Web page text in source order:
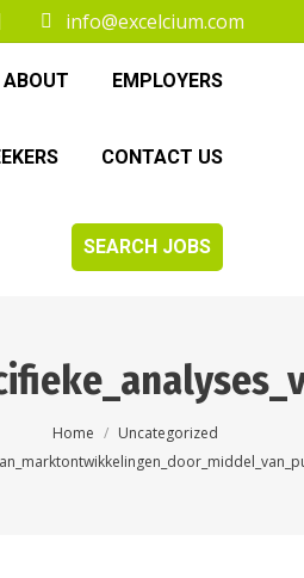
page
info@excelcium.com
ABOUT EMPLOYERS
CONTACT US
SEARCH JOBS
Home
Uncategorized